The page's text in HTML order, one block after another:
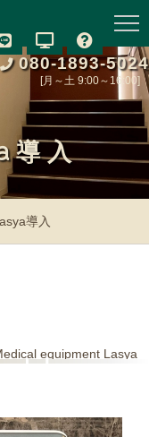
080-1893-5024
[月～土 9:00～16:00]
導入
導入
equipment Lasya